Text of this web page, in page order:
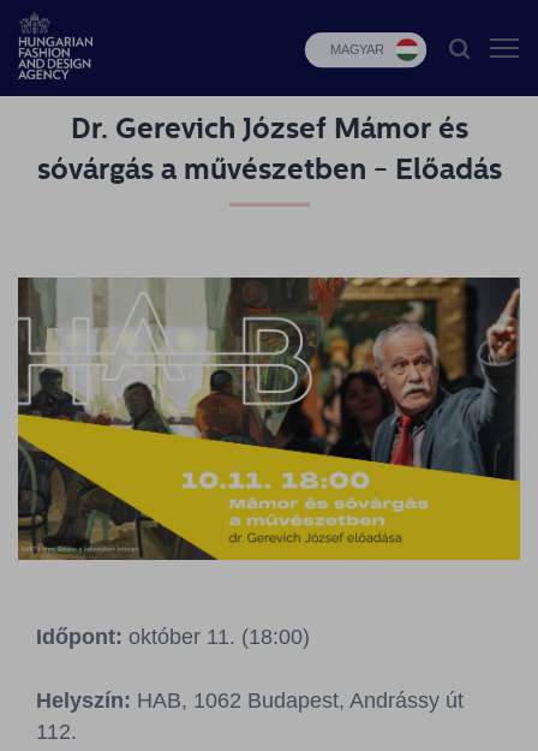
MAGYAR
HFDA
Divat
programok
Budapest
Select
Pályázatok
Sajtószoba
Dr. Gerevich József Mámor és
sóvárgás a művészetben - Előadás
Időpont: október 11. (18:00)
Helyszín: HAB, 1062 Budapest, Andrássy út
112.